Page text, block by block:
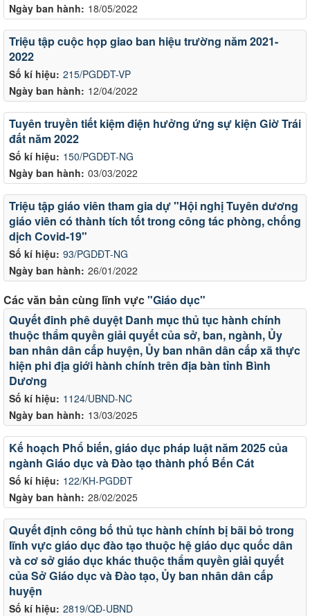
Ngày ban hành: 18/05/2022
Số kí hiệu: 215/PGDĐT-VP
Ngày ban hành: 12/04/2022
Triệu tập cuộc họp giao ban hiệu trường năm 2021-
2022
Số kí hiệu: 150/PGDĐT-NG
Ngày ban hành: 03/03/2022
Tuyên truyền tiết kiệm điện hưởng ứng sự kiện Giờ Trái
đất năm 2022
Số kí hiệu: 93/PGDĐT-NG
Ngày ban hành: 26/01/2022
Triệu tập giáo viên tham gia dự "Hội nghị Tuyên dương
giáo viên có thành tích tốt trong công tác phòng, chống
dịch Covid-19"
Các văn bản cùng lĩnh vực"Giáo dục"
Số kí hiệu: 1124/UBND-NC
Ngày ban hành: 13/03/2025
Quyết đinh phê duyệt Danh mục thủ tục hành chính
thuộc thẩm quyền giải quyết của sở, ban, ngành, Ủy
ban nhân dân cấp huyện, Ủy ban nhân dân cấp xã thực
hiện phi địa giới hành chính trên địa bàn tỉnh Bình
Dương
Số kí hiệu: 122/KH-PGDĐT
Ngày ban hành: 28/02/2025
Kế hoạch Phổ biến, giáo dục pháp luật năm 2025 của
ngành Giáo dục và Đào tạo thành phố Bến Cát
Số kí hiệu: 2819/QĐ-UBND
Quyết định công bố thủ tục hành chính bị bãi bỏ trong
lĩnh vực giáo dục đào tạo thuộc hệ giáo dục quốc dân
và cơ sở giáo dục khác thuộc thẩm quyền giải quyết
của Sở Giáo dục và Đào tạo, Ủy ban nhân dân cấp
huyện